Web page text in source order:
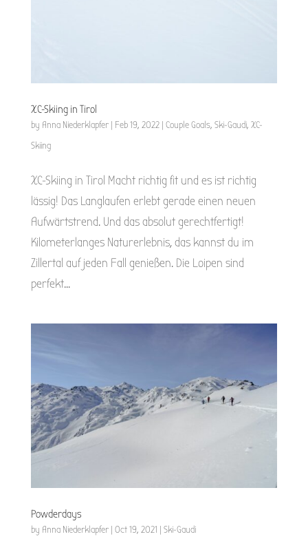
XC-Skiing in Tirol
by Anna Niederklapfer| Feb 19, 2022| Couple Goals, Ski-Gaudi, XC-
Skiing
XC-Skiing in Tirol Macht richtig fit und es ist richtig
lässig! Das Langlaufen erlebt gerade einen neuen
Aufwärtstrend. Und das absolut gerechtfertigt!
Kilometerlanges Naturerlebnis, das kannst du im
Zillertal auf jeden Fall genießen. Die Loipen sind
perfekt...
Powderdays
by Anna Niederklapfer| Oct 19, 2021 | Ski-Gaudi